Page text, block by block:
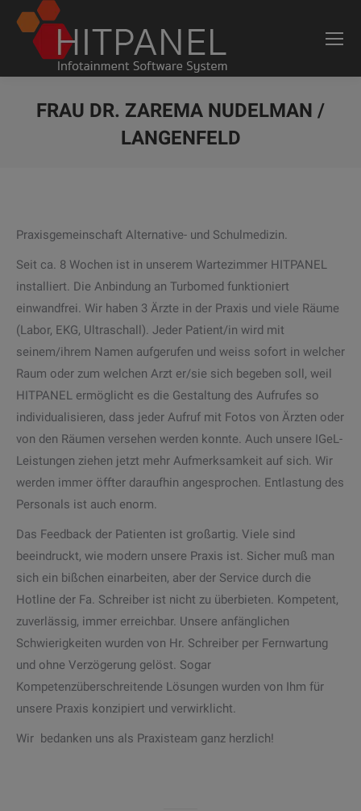
FRAU DR. ZAREMA NUDELMAN /
LANGENFELD
Praxisgemeinschaft Alternative- und Schulmedizin.
Seit ca. 8 Wochen ist in unserem Wartezimmer HITPANEL
installiert. Die Anbindung an Turbomed funktioniert
einwandfrei. Wir haben 3 Ärzte in der Praxis und viele Räume
(Labor, EKG, Ultraschall). Jeder Patient/in wird mit
seinem/ihrem Namen aufgerufen und weiss sofort in welcher
Raum oder zum welchen Arzt er/sie sich begeben soll, weil
HITPANEL ermöglicht es die Gestaltung des Aufrufes so
individualisieren, dass jeder Aufruf mit Fotos von Ärzten oder
von den Räumen versehen werden konnte. Auch unsere IGeL-
Leistungen ziehen jetzt mehr Aufmerksamkeit auf sich. Wir
werden immer öffter daraufhin angesprochen. Entlastung des
Personals ist auch enorm.
Das Feedback der Patienten ist großartig. Viele sind
beeindruckt, wie modern unsere Praxis ist. Sicher muß man
sich ein bißchen einarbeiten, aber der Service durch die
Hotline der Fa. Schreiber ist nicht zu überbieten. Kompetent,
zuverlässig, immer erreichbar. Unsere anfänglichen
Schwierigkeiten wurden von Hr. Schreiber per Fernwartung
und ohne Verzögerung gelöst. Sogar
Kompetenzüberschreitende Lösungen wurden von Ihm für
unsere Praxis konzipiert und verwirklicht.
Wir bedanken uns als Praxisteam ganz herzlich!